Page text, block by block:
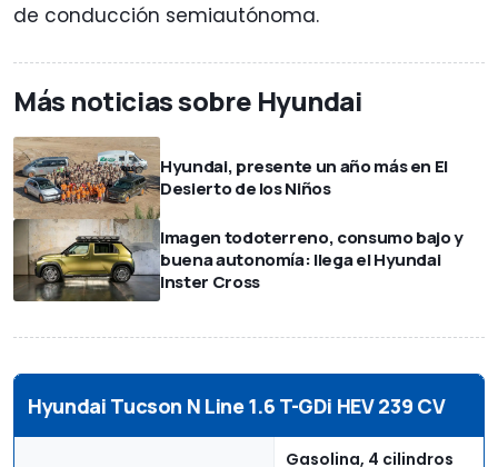
de conducción semiautónoma.
Más noticias sobre Hyundai
Hyundai, presente un año más en El
Desierto de los Niños
Imagen todoterreno, consumo bajo y
buena autonomía: llega el Hyundai
Inster Cross
Hyundai Tucson N Line 1.6 T-GDi HEV 239 CV
Gasolina, 4 cilindros